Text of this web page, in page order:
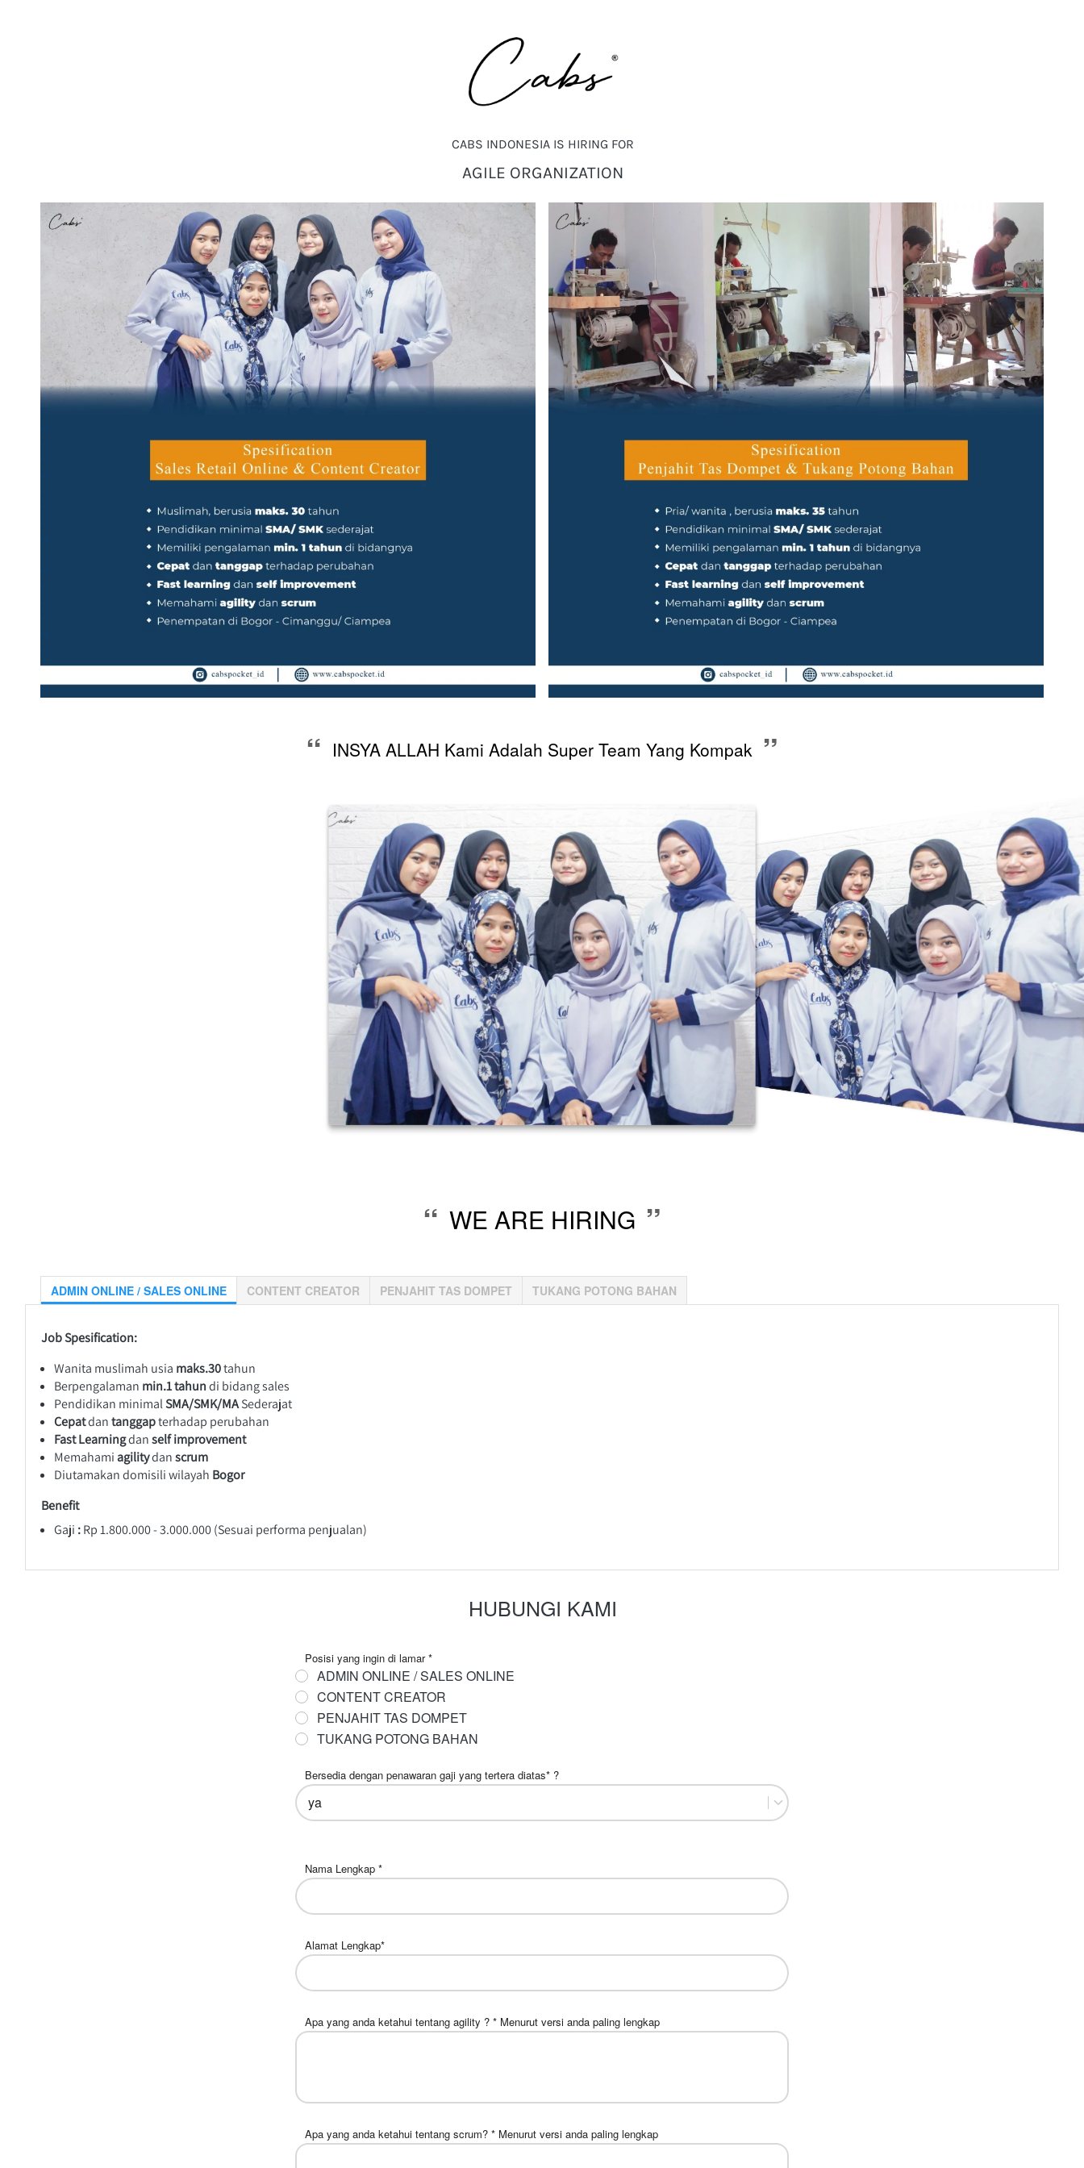
CABS INDONESIA IS HIRING FOR
AGILE ORGANIZATION
“ INSYA ALLAH Kami Adalah Super Team Yang Kompak ”
“ WE ARE HIRING ”
ADMIN ONLINE / SALES ONLINE CONTENT CREATOR PENJAHIT TAS DOMPET TUKANG POTONG BAHAN
Job Spesification:
Wanita muslimah usia maks.30 tahun
Berpengalaman min.1 tahun di bidang sales
Pendidikan minimal SMA/SMK/MA Sederajat
Cepat dan tanggap terhadap perubahan
Fast Learning dan self improvement
Memahami agility dan scrum
Diutamakan domisili wilayah Bogor
Benefit
Gaji : Rp 1.800.000 - 3.000.000 (Sesuai performa penjualan)
HUBUNGI KAMI
Posisi yang ingin di lamar *
ADMIN ONLINE / SALES ONLINE
CONTENT CREATOR
PENJAHIT TAS DOMPET
TUKANG POTONG BAHAN
Bersedia dengan penawaran gaji yang tertera diatas* ?
ya
Nama Lengkap *
Alamat Lengkap*
Apa yang anda ketahui tentang agility ? * Menurut versi anda paling lengkap
Apa yang anda ketahui tentang scrum? * Menurut versi anda paling lengkap